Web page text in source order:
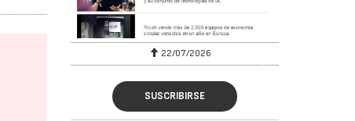
22/07/2026
SUSCRIBIRSE